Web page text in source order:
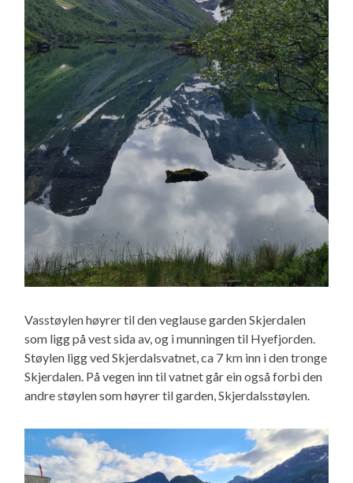
Vasstøylen høyrer til den veglause garden Skjerdalen
som ligg på vest sida av, og i munningen til Hyefjorden.
Støylen ligg ved Skjerdalsvatnet, ca 7 km inn i den tronge
Skjerdalen. På vegen inn til vatnet går ein også forbi den
andre støylen som høyrer til garden, Skjerdalsstøylen.